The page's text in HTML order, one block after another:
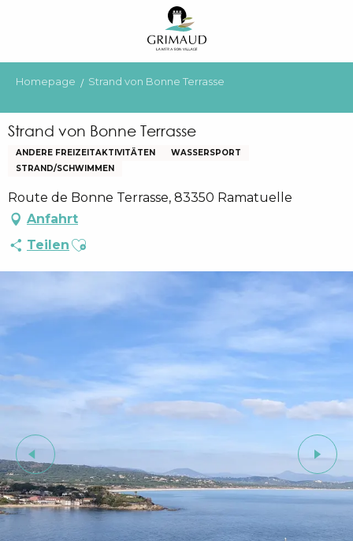
principal
Homepage Strand von Bonne Terrasse
Strand von Bonne Terrasse
ANDERE FREIZEITAKTIVITÄTEN
WASSERSPORT
STRAND/SCHWIMMEN
Route de Bonne Terrasse, 83350 Ramatuelle
Anfahrt
Teilen Ajouter aux favoris